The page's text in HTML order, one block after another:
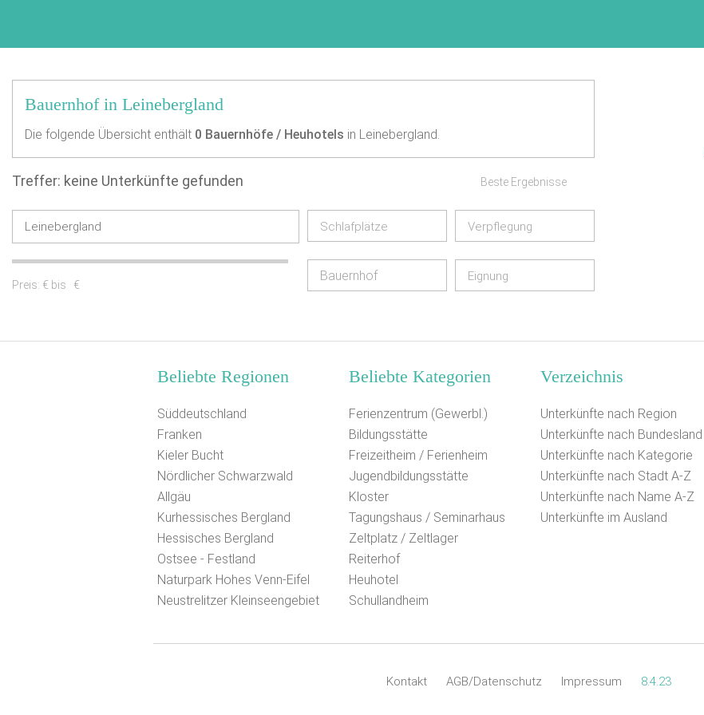
Bauernhof in Leinebergland
Die folgende Übersicht enthält 0 Bauernhöfe / Heuhotels in Leinebergland.
Treffer: keine Unterkünfte gefunden Beste Ergebnisse
Schlafplätze Verpflegung
Preis: € bis €
Bauernhof Eignung
Beliebte Regionen
Süddeutschland
Franken
Kieler Bucht
Nördlicher Schwarzwald
Allgäu
Kurhessisches Bergland
Hessisches Bergland
Ostsee - Festland
Naturpark Hohes Venn-Eifel
Neustrelitzer Kleinseengebiet
Beliebte Kategorien
Ferienzentrum (Gewerbl.)
Bildungsstätte
Freizeitheim / Ferienheim
Jugendbildungsstätte
Kloster
Tagungshaus / Seminarhaus
Zeltplatz / Zeltlager
Reiterhof
Heuhotel
Schullandheim
Verzeichnis
Unterkünfte nach Region
Unterkünfte nach Bundesland
Unterkünfte nach Kategorie
Unterkünfte nach Stadt A-Z
Unterkünfte nach Name A-Z
Unterkünfte im Ausland
Kontakt AGB/Datenschutz Impressum 8.4.23